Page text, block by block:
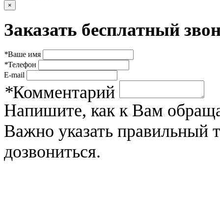
×
Заказать бесплатный
*Ваше имя
*Телефон
E-mail
*Комментарий
Напишите, как к Вам
Важно указать
дозвониться.